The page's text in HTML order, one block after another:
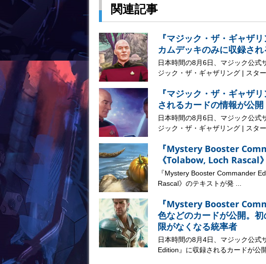
関連記事
『マジック・ザ・ギャザ
カムデッキのみに収録さ
日本時間の8月6日、マジック公式
ジック・ザ・ギャザリング | スタ
『マジック・ザ・ギャザ
されるカードの情報が公開
日本時間の8月6日、マジック公式
ジック・ザ・ギャザリング | スタ
『Mystery Booster
《Tolabow, Loch Rascal
『Mystery Booster Commander
Rascal》のテキストが発 ...
『Mystery Booster
色などのカードが公開。
限がなくなる統率者
日本時間の8月4日、マジック公
Edition』に収録されるカードが公